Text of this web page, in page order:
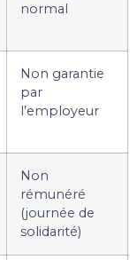
normal
Non garantie
par
l’employeur
Non
rémunéré
(journée de
solidarité)